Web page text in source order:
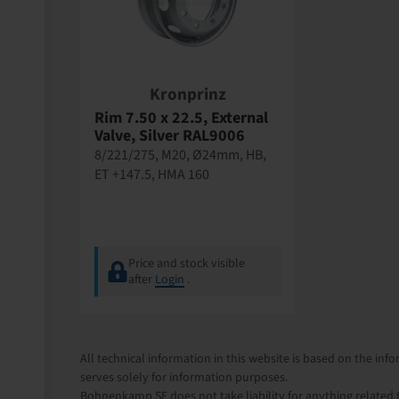
Kronprinz
Rim 7.50 x 22.5, External
Valve, Silver RAL9006
8/221/275, M20, Ø24mm, HB,
ET +147.5, HMA 160
Price and stock visible
after Login .
All technical information in this website is based on the
serves solely for information purposes.